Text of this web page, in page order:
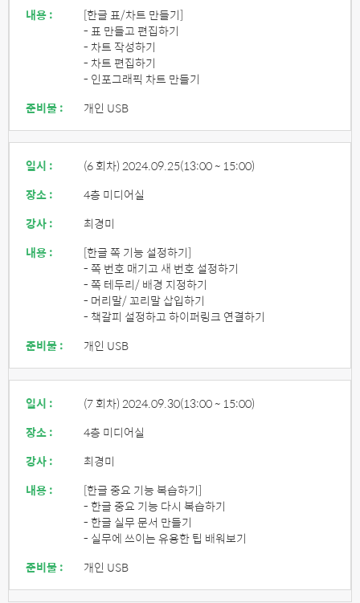
내용 :
[한글 표/차트 만들기]
- 표 만들고 편집하기
- 차트 작성하기
- 차트 편집하기
- 인포그래픽 차트 만들기
준비물 :
개인 USB
일시 : (6 회차) 2024.09.25(13:00 ~ 15:00)
장소 :
4층 미디어실
강사 :
최경미
내용 :
[한글 쪽 기능 설정하기]
- 쪽 번호 매기고 새 번호 설정하기
- 쪽 테두리/ 배경 지정하기
- 머리말/ 꼬리말 삽입하기
- 책갈피 설정하고 하이퍼링크 연결하기
준비물 :
개인 USB
일시 : (7 회차) 2024.09.30(13:00 ~ 15:00)
장소 :
4층 미디어실
강사 :
최경미
내용 :
[한글 중요 기능 복습하기]
- 한글 중요 기능 다시 복습하기
- 한글 실무 문서 만들기
- 실무에 쓰이는 유용한 팁 배워보기
준비물 :
개인 USB